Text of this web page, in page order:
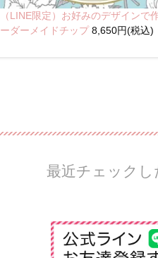
（LINE限定）お好みのデザインで
ーダーメイドチップ8,650円(税込)
最近チェックし